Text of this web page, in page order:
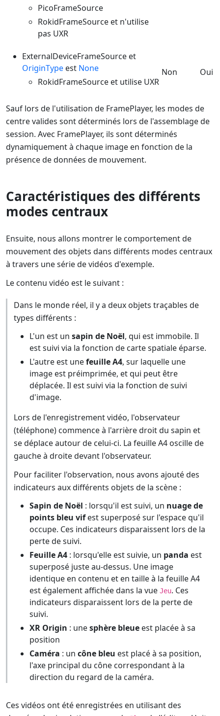
PicoFrameSource
RokidFrameSource et n'utilise
pas UXR
ExternalDeviceFrameSource et
OriginType est None
RokidFrameSource et utilise UXR
Non Oui
Sauf lors de l'utilisation de FramePlayer, les modes de
centre valides sont déterminés lors de l'assemblage de
session. Avec FramePlayer, ils sont déterminés
dynamiquement à chaque image en fonction de la
présence de données de mouvement.
Caractéristiques des différents
modes centraux
Ensuite, nous allons montrer le comportement de
mouvement des objets dans différents modes centraux
à travers une série de vidéos d'exemple.
Le contenu vidéo est le suivant :
Dans le monde réel, il y a deux objets traçables de
types différents :
L'un est un sapin de Noël, qui est immobile. Il
est suivi via la fonction de carte spatiale éparse.
L'autre est unefeuille A4, sur laquelle une
image est préimprimée, et qui peut être
déplacée. Il est suivi via la fonction de suivi
d'image.
Lors de l'enregistrement vidéo, l'observateur
(téléphone) commence à l'arrière droit du sapin et
se déplace autour de celui-ci. La feuille A4 oscille de
gauche à droite devant l'observateur.
Pour faciliter l'observation, nous avons ajouté des
indicateurs aux différents objets de la scène :
Sapin de Noël : lorsqu'il est suivi, un nuage de
points bleu vifest superposé sur l'espace qu'il
occupe. Ces indicateurs disparaissent lors de la
perte de suivi.
Feuille A4: lorsqu'elle est suivie, un panda est
superposé juste au-dessus. Une image
identique en contenu et en taille à la feuille A4
est également affichée dans la vue Jeu. Ces
indicateurs disparaissent lors de la perte de
suivi.
XR Origin : unesphère bleueest placée à sa
position
Caméra : un cône bleu est placé à sa position,
l'axe principal du cône correspondant à la
direction du regard de la caméra.
Ces vidéos ont été enregistrées en utilisant des